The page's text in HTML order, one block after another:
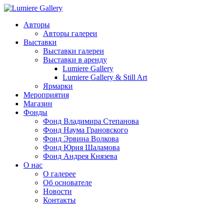
Авторы
Авторы галереи
Выставки
Выставки галереи
Выставки в аренду
Lumiere Gallery
Lumiere Gallery & Still Art
Ярмарки
Мероприятия
Магазин
Фонды
Фонд Владимира Степанова
Фонд Наума Грановского
Фонд Эрвина Волкова
Фонд Юрия Шаламова
Фонд Андрея Князева
О нас
О галерее
Об основателе
Новости
Контакты